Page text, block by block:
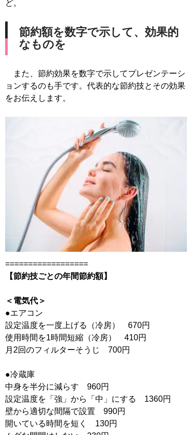
ど。
節約額を数字で示して、効果的
なものを
また、節約効果を数字で示してプレゼンテーシ
ョンするのも手です。代表的な節約技とその効果
をお伝えします。
【節約技ごとの年間節約額】
＜電気代＞
●エアコン
設定温度を一度上げる（冷房） 670円
使用時間を1時間短縮（冷房） 410円
月2回のフィルターそうじ 700円
●冷蔵庫
中身を半分に減らす 960円
設定温度を「強」から「中」にする 1360円
壁から適切な間隔で設置 990円
開いている時間を短く 130円